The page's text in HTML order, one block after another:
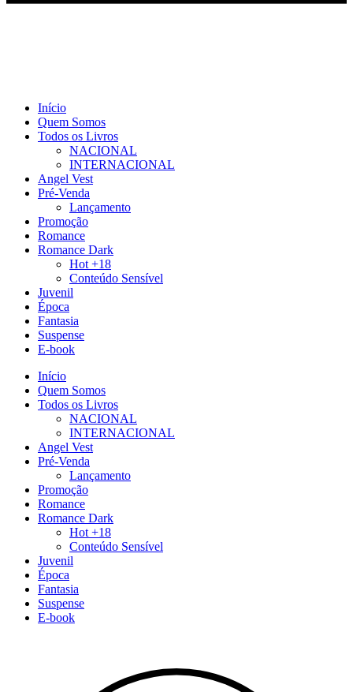
Início
Quem Somos
Todos os Livros
NACIONAL
INTERNACIONAL
Angel Vest
Pré-Venda
Lançamento
Promoção
Romance
Romance Dark
Hot +18
Conteúdo Sensível
Juvenil
Época
Fantasia
Suspense
E-book
Início
Quem Somos
Todos os Livros
NACIONAL
INTERNACIONAL
Angel Vest
Pré-Venda
Lançamento
Promoção
Romance
Romance Dark
Hot +18
Conteúdo Sensível
Juvenil
Época
Fantasia
Suspense
E-book